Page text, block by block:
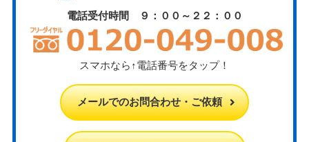
電話受付時間 ９：００～２２：００
スマホなら↑電話番号をタップ！
メールでのお問合わせ・ご依頼